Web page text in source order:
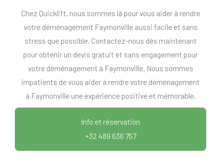
Chez Quicklift, nous sommes là pour vous aider à rendre
votre déménagement Faymonville aussi facile et sans
stress que possible. Contactez-nous dès maintenant
pour obtenir un devis gratuit et sans engagement pour
votre déménagement à Faymonville. Nous sommes
impatients de vous aider à rendre votre déménagement
à Faymonville une expérience positive et mémorable.
Info et réservation
+32 489 636 757